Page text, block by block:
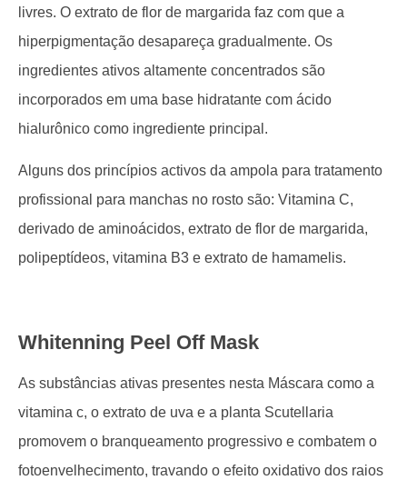
livres. O extrato de flor de margarida faz com que a
hiperpigmentação desapareça gradualmente. Os
ingredientes ativos altamente concentrados são
incorporados em uma base hidratante com ácido
hialurônico como ingrediente principal.
Alguns dos princípios activos da ampola para tratamento
profissional para manchas no rosto são: Vitamina C,
derivado de aminoácidos, extrato de flor de margarida,
polipeptídeos, vitamina B3 e extrato de hamamelis.
Whitenning Peel Off Mask
As substâncias ativas presentes nesta Máscara como a
vitamina c, o extrato de uva e a planta Scutellaria
promovem o branqueamento progressivo e combatem o
fotoenvelhecimento, travando o efeito oxidativo dos raios